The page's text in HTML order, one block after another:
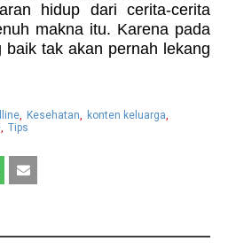
hidup dari cerita-cerita
makna itu. Karena pada
baik tak akan pernah lekang
Kesehatan
konten keluarga
Tips